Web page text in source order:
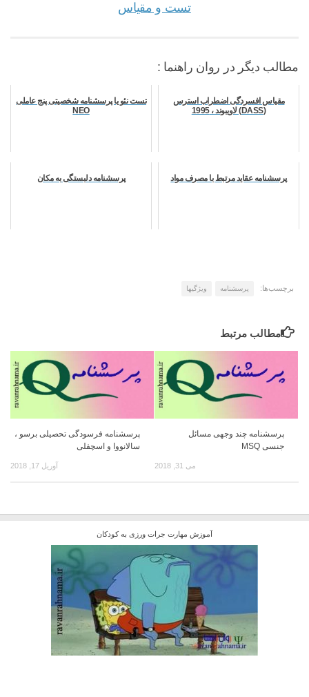
تست و مقیاس
مطالب دیگر در روان راهنما :
مقیاس افسردگی اضطراب استرس
(DASS) لاویبوند ، 1995
تست نئو یا پرسشنامه شخصیتی پنج عاملی
NEO
پرسشنامه عقاید مرتبط با مصرف مواد پرسشنامه دلبستگی به مکان
برچسب‌ها: پرسشنامه ویژگیها
مطالب مرتبط
پرسشنامه فرسودگی تحصیلی برسو ،
سالانووا و اسچفلی
آوریل 17, 2018
پرسشنامه چند وجهی مسائل
جنسی MSQ
می 31, 2018
آموزش مهارت جرات ورزی به کودکان